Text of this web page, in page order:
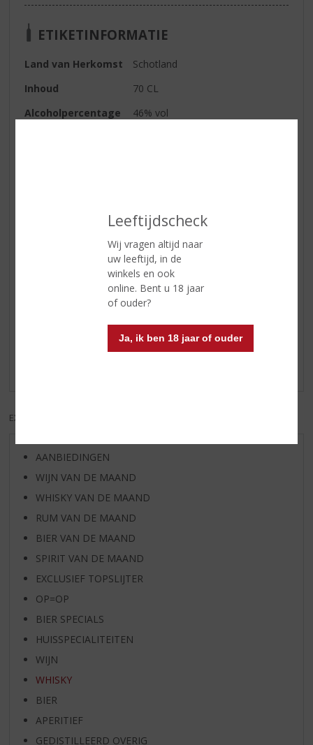
Leeftijdscheck
Wij vragen altijd naar
uw leeftijd, in de
winkels en ook
online. Bent u 18 jaar
of ouder?
Ja, ik ben 18 jaar of ouder
ETIKETINFORMATIE
Land van Herkomst
Schotland
Inhoud
70 CL
Alcoholpercentage
46% vol
Lichte frisse afdronk
EXCL. BTW
AANBIEDINGEN
WIJN VAN DE MAAND
WHISKY VAN DE MAAND
RUM VAN DE MAAND
BIER VAN DE MAAND
SPIRIT VAN DE MAAND
EXCLUSIEF TOPSLIJTER
OP=OP
BIER SPECIALS
HUISSPECIALITEITEN
WIJN
WHISKY
BIER
APERITIEF
GEDISTILLEERD OVERIG